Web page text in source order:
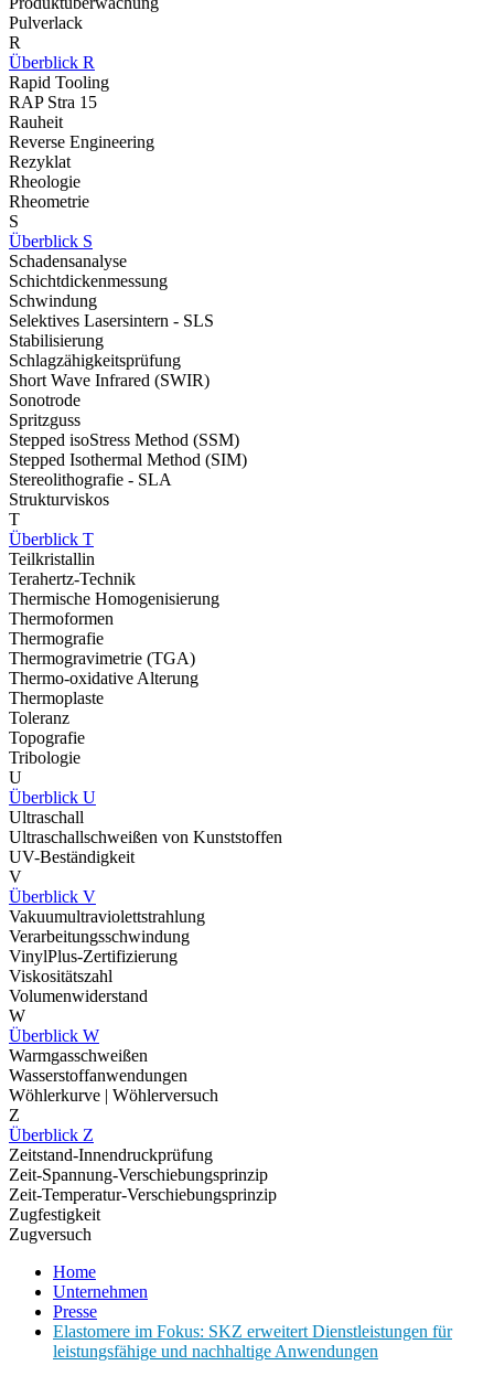
Pulverlack
R
Überblick R
Rapid Tooling
RAP Stra 15
Rauheit
Reverse Engineering
Rezyklat
Rheologie
Rheometrie
S
Überblick S
Schadensanalyse
Schichtdickenmessung
Schwindung
Selektives Lasersintern - SLS
Stabilisierung
Schlagzähigkeitsprüfung
Short Wave Infrared (SWIR)
Sonotrode
Spritzguss
Stepped isoStress Method (SSM)
Stepped Isothermal Method (SIM)
Stereolithografie - SLA
Strukturviskos
T
Überblick T
Teilkristallin
Terahertz-Technik
Thermische Homogenisierung
Thermoformen
Thermografie
Thermogravimetrie (TGA)
Thermo-oxidative Alterung
Thermoplaste
Toleranz
Topografie
Tribologie
U
Überblick U
Ultraschall
Ultraschallschweißen von Kunststoffen
UV-Beständigkeit
V
Überblick V
Vakuumultraviolettstrahlung
Verarbeitungsschwindung
VinylPlus-Zertifizierung
Viskositätszahl
Volumenwiderstand
W
Überblick W
Warmgasschweißen
Wasserstoffanwendungen
Wöhlerkurve | Wöhlerversuch
Z
Überblick Z
Zeitstand-Innendruckprüfung
Zeit-Spannung-Verschiebungsprinzip
Zeit-Temperatur-Verschiebungsprinzip
Zugfestigkeit
Zugversuch
Home
Unternehmen
Presse
Elastomere im Fokus: SKZ erweitert Dienstleistungen für
leistungsfähige und nachhaltige Anwendungen